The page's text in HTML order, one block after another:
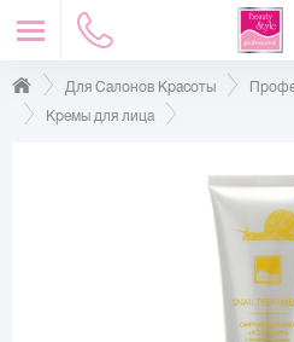
Для Салонов Красоты
Кремы для лица